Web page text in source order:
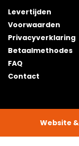
Levertijden
Voorwaarden
Privacyverklaring
Betaalmethodes
FAQ
Contact
Website &